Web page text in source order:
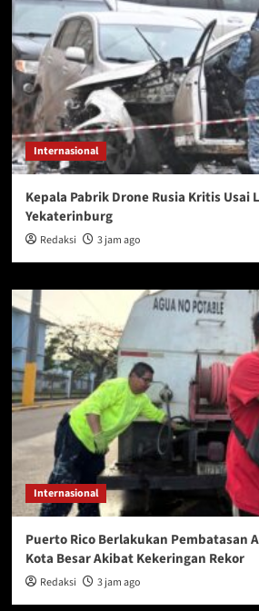
Internasional
Kepala Pabrik Drone Rusia Kritis Usai
Yekaterinburg
Redaksi 3 jam ago
Internasional
Puerto Rico Berlakukan Pembatasan
Kota Besar Akibat Kekeringan Rekor
Redaksi 3 jam ago